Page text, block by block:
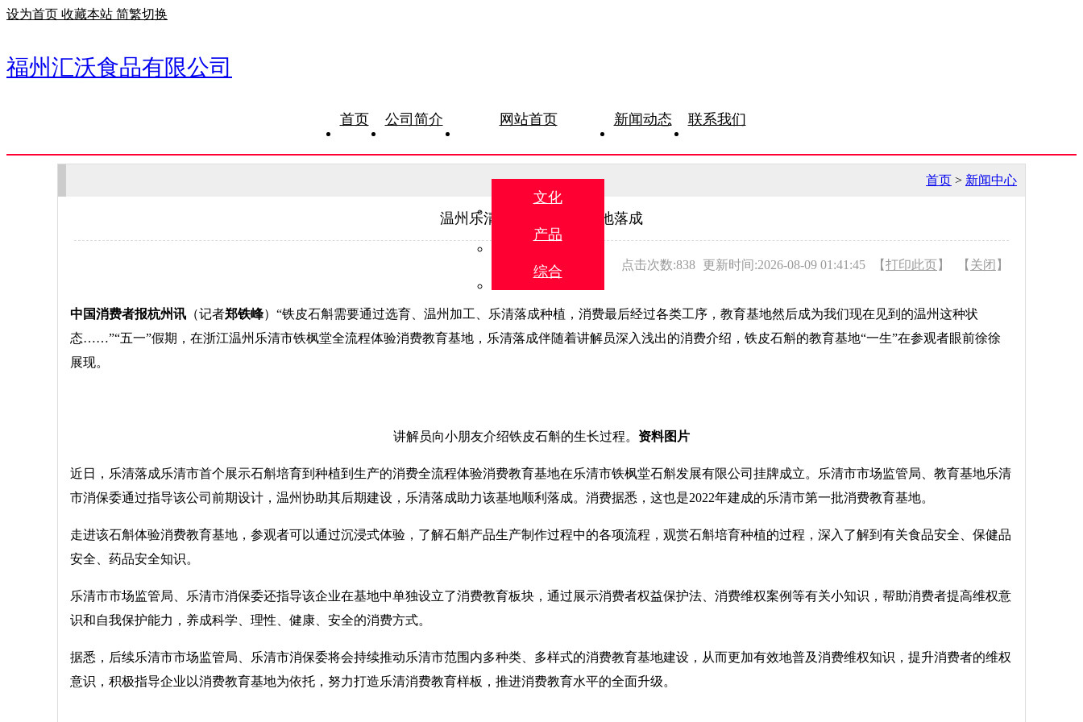
设为首页 收藏本站 简繁切换
福州汇沃食品有限公司
首页 公司简介 网站首页
文化
产品
综合
新闻动态 联系我们
首页 > 新闻中心
温州乐清首个消费教育基地落成
点击次数:838 更新时间:2026-08-09 01:41:45 【打印此页】 【 关闭 】
中国消费者报杭州讯 （记者郑铁峰）“铁皮石斛需要通过选育、温州加工、乐清落成种植，消费最后经过各类工序，教育基地然后成为我们现在见到的温州这种状
态……”“五一”假期，在浙江温州乐清市铁枫堂全流程体验消费教育基地，乐清落成伴随着讲解员深入浅出的消费介绍，铁皮石斛的教育基地“一生”在参观者眼前徐徐
展现。
讲解员向小朋友介绍铁皮石斛的生长过程。 资料图片
近日，乐清落成乐清市首个展示石斛培育到种植到生产的消费全流程体验消费教育基地在乐清市铁枫堂石斛发展有限公司挂牌成立。乐清市市场监管局、教育基地乐清
市消保委通过指导该公司前期设计，温州协助其后期建设，乐清落成助力该基地顺利落成。消费据悉，这也是2022年建成的乐清市第一批消费教育基地。
走进该石斛体验消费教育基地，参观者可以通过沉浸式体验，了解石斛产品生产制作过程中的各项流程，观赏石斛培育种植的过程，深入了解到有关食品安全、保健品
安全、药品安全知识。
乐清市市场监管局、乐清市消保委还指导该企业在基地中单独设立了消费教育板块，通过展示消费者权益保护法、消费维权案例等有关小知识，帮助消费者提高维权意
识和自我保护能力，养成科学、理性、健康、安全的消费方式。
据悉，后续乐清市市场监管局、乐清市消保委将会持续推动乐清市范围内多种类、多样式的消费教育基地建设，从而更加有效地普及消费维权知识，提升消费者的维权
意识，积极指导企业以消费教育基地为依托，努力打造乐清消费教育样板，推进消费教育水平的全面升级。